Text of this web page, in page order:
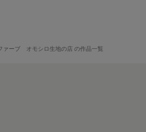
ァーブ オモシロ生地の店 の作品一覧